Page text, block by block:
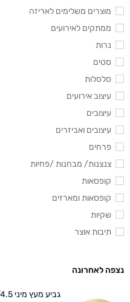
מוצרים משלימים לאריזה
ממתקים לאירועים
נרות
סטים
סלסלות
עיצוב אירועים
עיצובים
עיצובים ואביזרים
פרחים
צנצנות/ מבחנות /פחיות
קופסאות
קופסאות ומארזים
שקיות
תיבות אוצר
נצפה לאחרונה
גביע מעץ מיני 6/4.5 ס"מ (50 יח')